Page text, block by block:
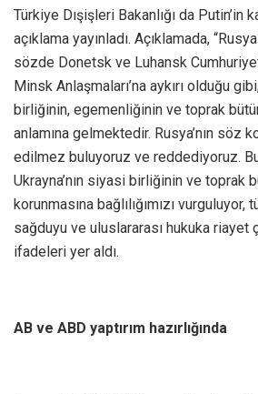
Türkiye Dışişleri Bakanlığı da Putin’in
açıklama yayınladı. Açıklamada,
sözde Donetsk ve Luhansk
Minsk Anlaşmaları’na aykırı olduğu
birliğinin, egemenliğinin ve toprak
anlamına gelmektedir. Rusya’nın söz
edilmez buluyoruz ve reddediyoruz.
Ukrayna’nın siyasi birliğinin ve toprak
korunmasına bağlılığımızı
sağduyu ve uluslararası hukuka riayet
ifadeleri yer aldı.
AB ve ABD yaptırım hazırlığında